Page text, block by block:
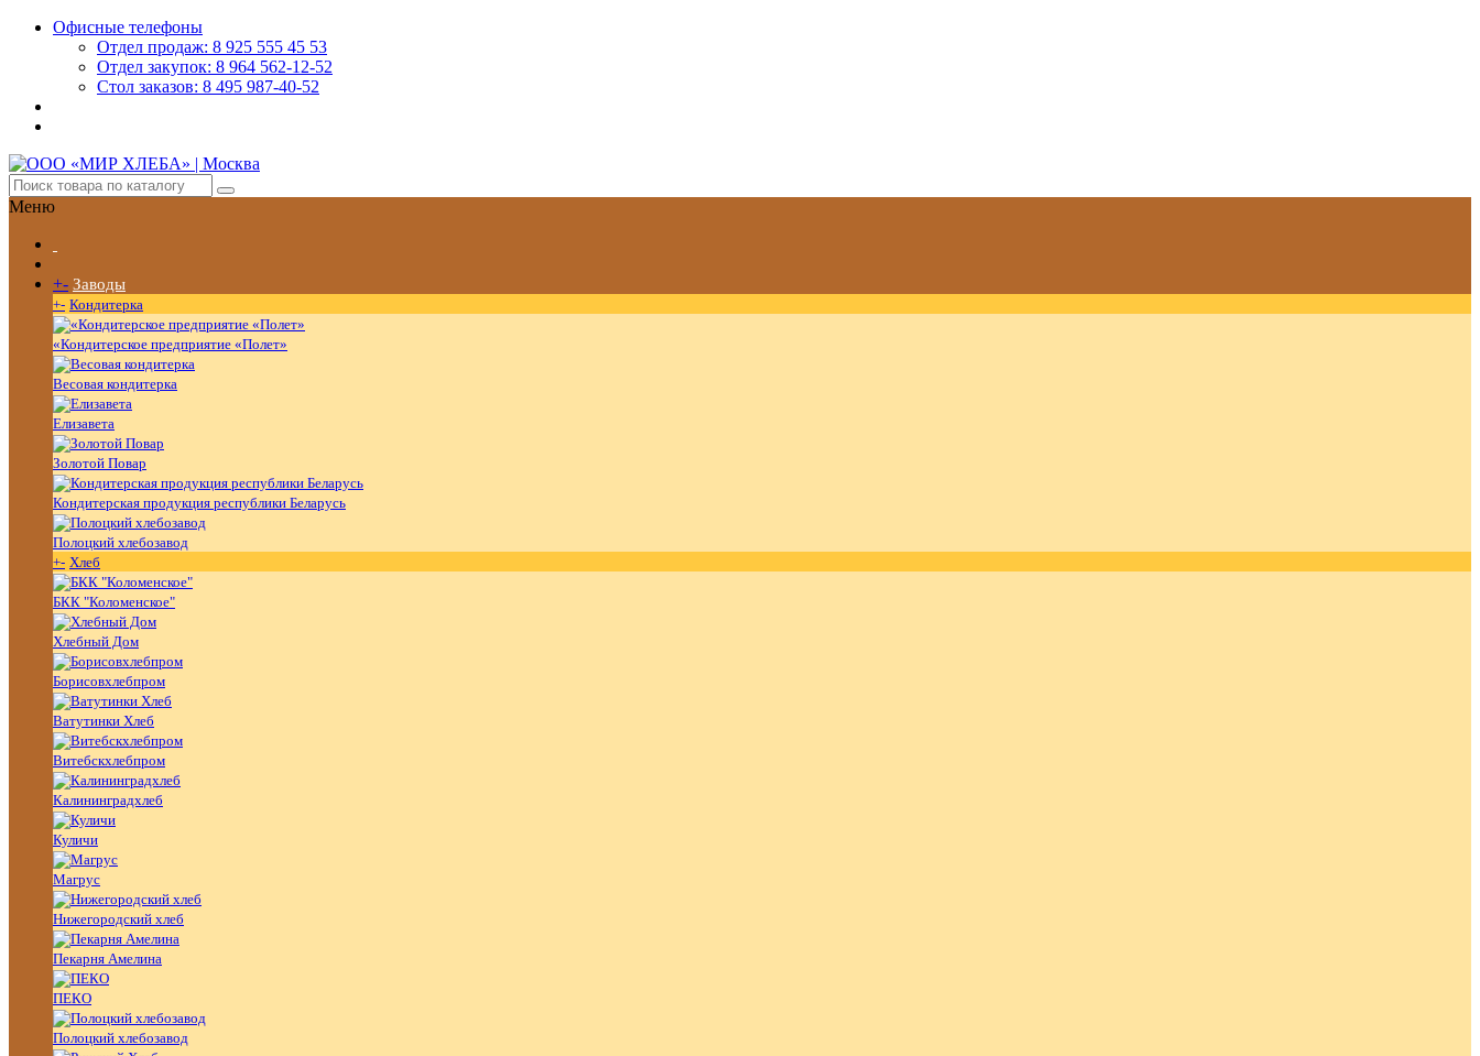
Офисные телефоны
Отдел продаж: 8 925 555 45 53
Отдел закупок: 8 964 562-12-52
Стол заказов: 8 495 987-40-52
Меню
+- Заводы
+- Кондитерка
«Кондитерское предприятие «Полет»
Весовая кондитерка
Елизавета
Золотой Повар
Кондитерская продукция республики Беларусь
Полоцкий хлебозавод
+- Хлеб
БКК "Коломенское"
Хлебный Дом
Борисовхлебпром
Ватутинки Хлеб
Витебскхлебпром
Калининградхлеб
Куличи
Магрус
Нижегородский хлеб
Пекарня Амелина
ПЕКО
Полоцкий хлебозавод